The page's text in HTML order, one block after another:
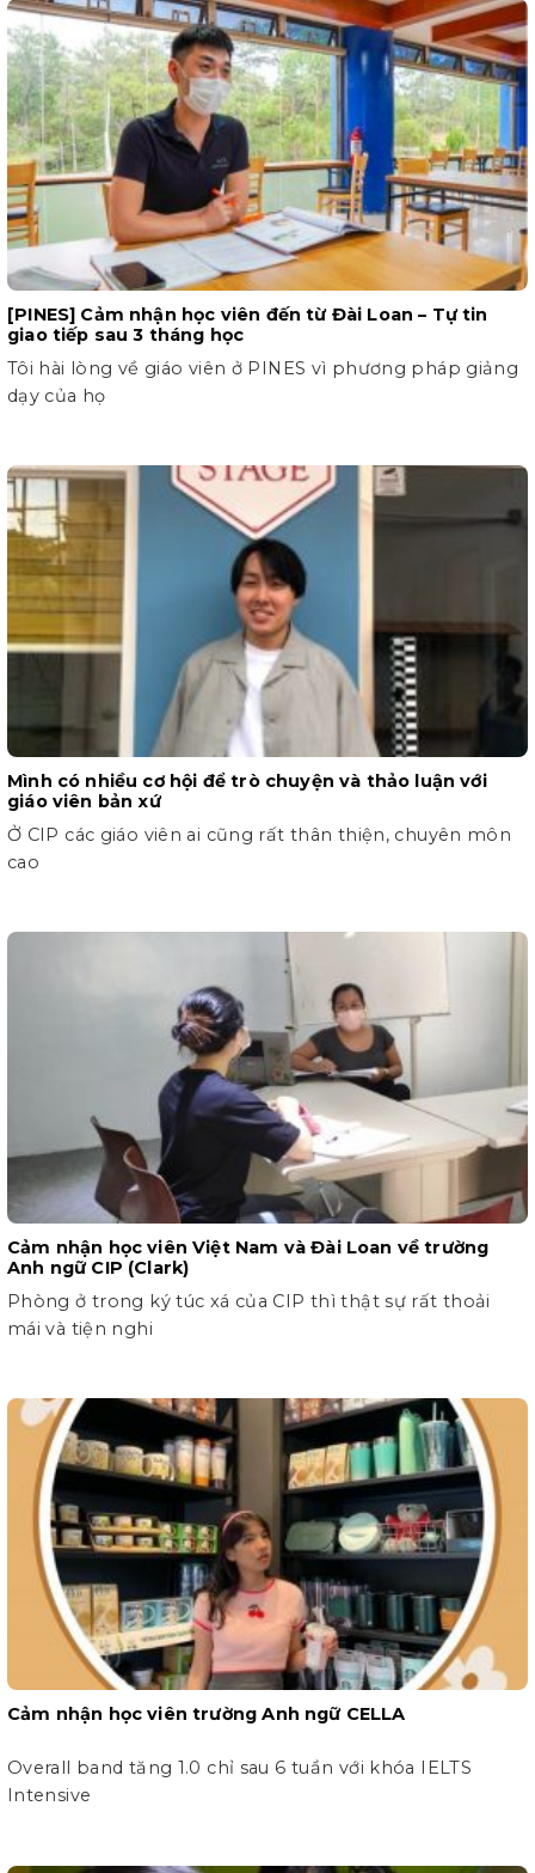
[PINES] Cảm nhận học viên đến từ Đài Loan – Tự tin
giao tiếp sau 3 tháng học
Tôi hài lòng về giáo viên ở PINES vì phương pháp giảng
dạy của họ
Mình có nhiều cơ hội để trò chuyện và thảo luận với
giáo viên bản xứ
Ở CIP các giáo viên ai cũng rất thân thiện, chuyên môn
cao
Cảm nhận học viên Việt Nam và Đài Loan về trường
Anh ngữ CIP (Clark)
Phòng ở trong ký túc xá của CIP thì thật sự rất thoải
mái và tiện nghi
Cảm nhận học viên trường Anh ngữ CELLA
Overall band tăng 1.0 chỉ sau 6 tuần với khóa IELTS
Intensive